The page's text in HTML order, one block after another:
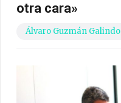
otra cara»
Álvaro Guzmán Galindo